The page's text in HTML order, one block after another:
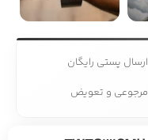
ارسال پستی رایگان
مرجوعی و تعویض